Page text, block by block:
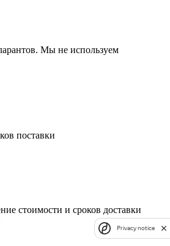
Мы не используем
поставки
стоимости и сроков доставки
Privacy notice